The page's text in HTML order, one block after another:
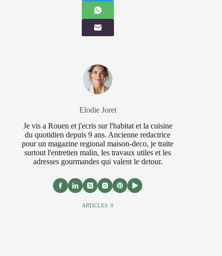
Elodie Joret
Je vis a Rouen et j'ecris sur l'habitat et la cuisine
du quotidien depuis 9 ans. Ancienne redactrice
pour un magazine regional maison-deco, je traite
surtout l'entretien malin, les travaux utiles et les
adresses gourmandes qui valent le detour.
ARTICLES: 0